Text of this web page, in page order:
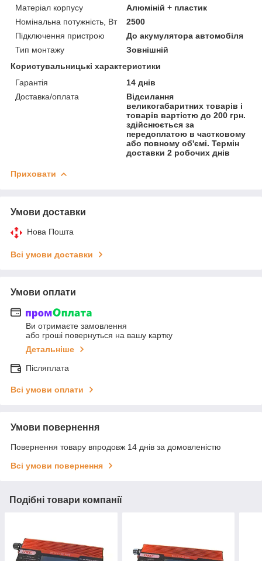
Матеріал корпусу
Алюміній + пластик
Номінальна потужність, Вт
2500
Підключення пристрою
До акумулятора автомобіля
Тип монтажу
Зовнішній
Користувальницькі характеристики
Гарантія
14 днів
Доставка/оплата
Відсилання
великогабаритних товарів і
товарів вартістю до 200 грн.
здійснюється за
передоплатою в частковому
або повному об'ємі. Термін
доставки 2 робочих днів
Приховати
Умови доставки
Нова Пошта
Всі умови доставки
Умови оплати
Ви отримаєте замовлення
або гроші повернуться на вашу картку
Детальніше
Післяплата
Всі умови оплати
Умови повернення
Повернення товару впродовж 14 днів за домовленістю
Всі умови повернення
Подібні товари компанії